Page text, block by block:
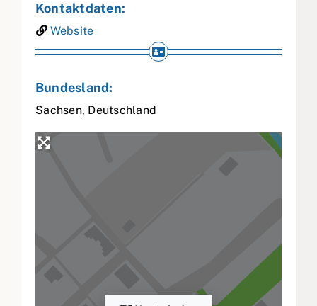
Kontaktdaten:
Website
Bundesland:
Sachsen, Deutschland